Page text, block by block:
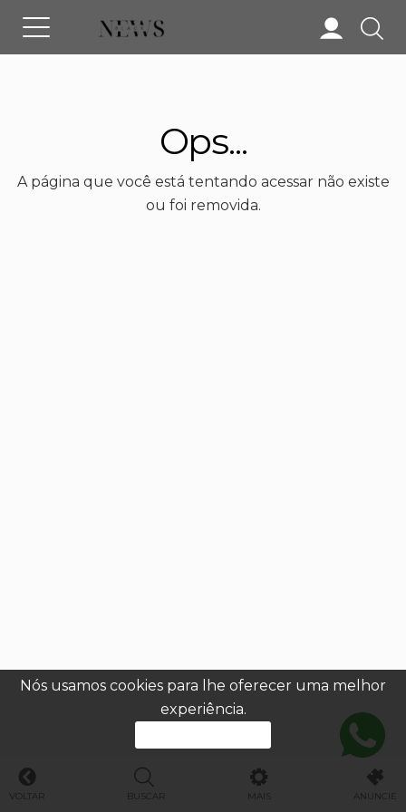
Nós usamos cookies para lhe oferecer uma melhor
experiência.
Ops...
A página que você está tentando acessar não existe
ou foi removida.
VOLTAR BUSCAR MAIS ANUNCIE